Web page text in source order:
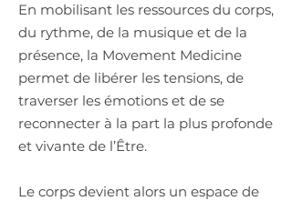
En mobilisant les ressources du corps,
du rythme, de la musique et de la
présence, la Movement Medicine
permet de libérer les tensions, de
traverser les émotions et de se
reconnecter à la part la plus profonde
et vivante de l’Être.
Le corps devient alors un espace de